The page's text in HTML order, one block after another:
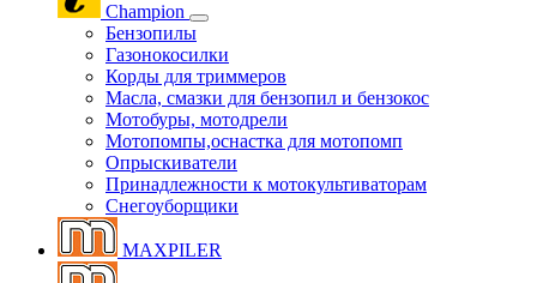
Champion
Бензопилы
Газонокосилки
Корды для триммеров
Масла, смазки для бензопил и бензокос
Мотобуры, мотодрели
Мотопомпы,оснастка для мотопомп
Опрыскиватели
Принадлежности к мотокультиваторам
Снегоуборщики
MAXPILER